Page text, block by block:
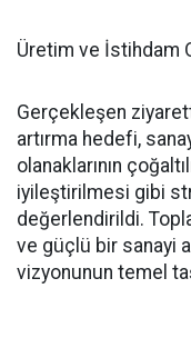
Üretim ve İstihdam
Gerçekleşen
artırma hedefi,
olanaklarının
iyileştirilmesi gibi
değerlendirildi.
ve güçlü bir sanayi
vizyonunun temel